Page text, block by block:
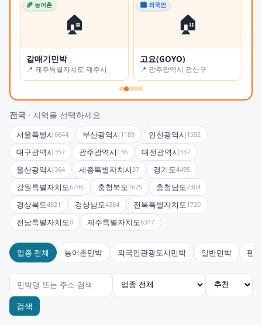
🏠
🌾 농어촌
갈매기민박
📍 제주특별자치도 제주시
🏠
🏙 외국인
고요(GOYO)
📍 광주광역시 광산구
전국 · 지역을 선택하세요
서울특별시6644 부산광역시 1189 인천광역시 1592
대구광역시357 광주광역시 136 대전광역시337
울산광역시364 세종특별자치시37 경기도4495
강원특별자치도6746 충청북도1675 충청남도2304
경상북도4521 경상남도4384 전북특별자치도1720
전남특별자치도0 제주특별자치도6347
업종 전체 농어촌민박 외국인관광도시민박 일반민박 펜션
검색